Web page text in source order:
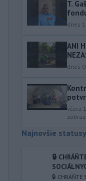
T.
dnes
ANI
dnes
včera
Najnovšie
🔒
🔒 CHRÁŇTE